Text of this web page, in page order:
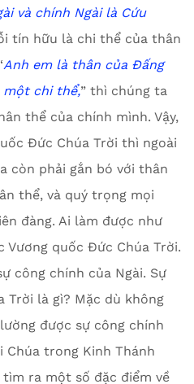
và chính Ngài là Cứu
tín hữu là chi thể của thân
Anh em là thân của Đấng
một chi thể,” thì chúng ta
thể của chính mình. Vậy,
Đức Chúa Trời thì ngoài
còn phải gắn bó với thân
thể, và quý trọng mọi
đàng. Ai làm được như
Vương quốc Đức Chúa Trời.
công chính của Ngài. Sự
Trời là gì? Mặc dù không
được sự công chính
Chúa trong Kinh Thánh
ra một số đặc điểm về